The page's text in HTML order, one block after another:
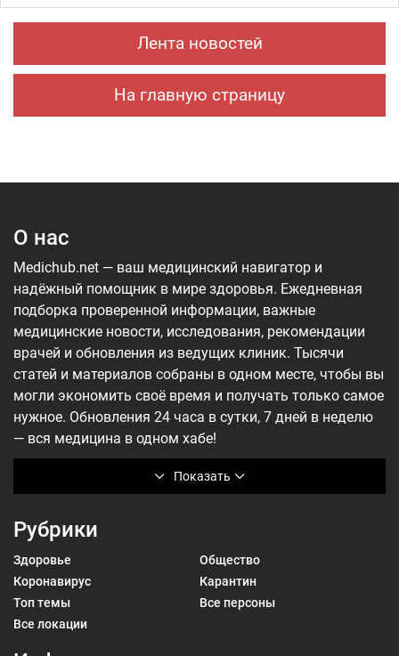
Лента новостей
На главную страницу
О нас
Показать
Medichub.net — ваш медицинский навигатор и
надёжный помощник в мире здоровья. Ежедневная
подборка проверенной информации, важные
медицинские новости, исследования, рекомендации
врачей и обновления из ведущих клиник. Тысячи
статей и материалов собраны в одном месте, чтобы вы
могли экономить своё время и получать только самое
нужное. Обновления 24 часа в сутки, 7 дней в неделю
— вся медицина в одном хабе!
Рубрики
Здоровье
Общество
Коронавирус
Карантин
Топ темы
Все персоны
Все локации